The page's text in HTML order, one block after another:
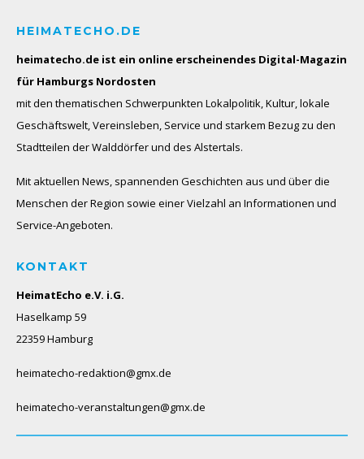
HEIMATECHO.DE
heimatecho.de ist ein online erscheinendes Digital-Magazin
für Hamburgs Nordosten
mit den thematischen Schwerpunkten Lokalpolitik, Kultur, lokale
Geschäftswelt, Vereinsleben, Service und starkem Bezug zu den
Stadtteilen der Walddörfer und des Alstertals.
Mit aktuellen News, spannenden Geschichten aus und über die
Menschen der Region sowie einer Vielzahl an Informationen und
Service-Angeboten.
KONTAKT
HeimatEcho e.V. i.G.
Haselkamp 59
22359 Hamburg
heimatecho-redaktion@gmx.de
heimatecho-veranstaltungen@gmx.de